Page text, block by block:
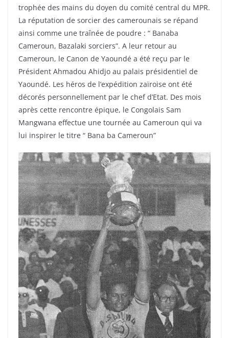
trophée des mains du doyen du comité central du MPR.
La réputation de sorcier des camerounais se répand
ainsi comme une traînée de poudre : “ Banaba
Cameroun, Bazalaki sorciers”. A leur retour au
Cameroun, le Canon de Yaoundé a été reçu par le
Président Ahmadou Ahidjo au palais présidentiel de
Yaoundé. Les héros de l’expédition zaïroise ont été
décorés personnellement par le chef d’Etat. Des mois
après cette rencontre épique, le Congolais Sam
Mangwana effectue une tournée au Cameroun qui va
lui inspirer le titre “ Bana ba Cameroun”